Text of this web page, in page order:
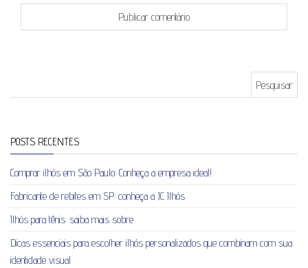
POSTS RECENTES
Comprar ilhós em São Paulo: Conheça a empresa ideal!
Fabricante de rebites em SP: conheça a JC Ilhós
Ilhós para tênis: saiba mais sobre
Dicas essenciais para escolher ilhós personalizados que combinam com sua
identidade visual